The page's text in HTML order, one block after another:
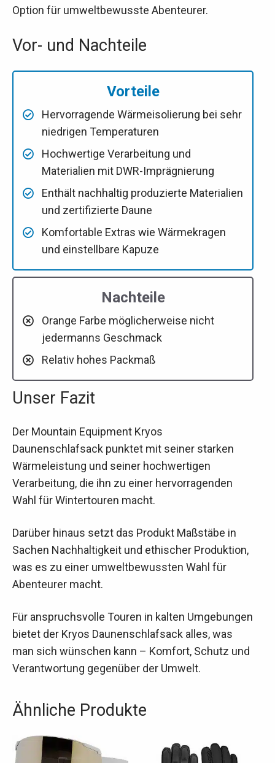
Option für umweltbewusste Abenteurer.
Vor- und Nachteile
Vorteile
Hervorragende Wärmeisolierung bei sehr
niedrigen Temperaturen
Hochwertige Verarbeitung und
Materialien mit DWR-Imprägnierung
Enthält nachhaltig produzierte Materialien
und zertifizierte Daune
Komfortable Extras wie Wärmekragen
und einstellbare Kapuze
Nachteile
Orange Farbe möglicherweise nicht
jedermanns Geschmack
Relativ hohes Packmaß
Unser Fazit
Der Mountain Equipment Kryos
Daunenschlafsack punktet mit seiner starken
Wärmeleistung und seiner hochwertigen
Verarbeitung, die ihn zu einer hervorragenden
Wahl für Wintertouren macht.
Darüber hinaus setzt das Produkt Maßstäbe in
Sachen Nachhaltigkeit und ethischer Produktion,
was es zu einer umweltbewussten Wahl für
Abenteurer macht.
Für anspruchsvolle Touren in kalten Umgebungen
bietet der Kryos Daunenschlafsack alles, was
man sich wünschen kann – Komfort, Schutz und
Verantwortung gegenüber der Umwelt.
Ähnliche Produkte